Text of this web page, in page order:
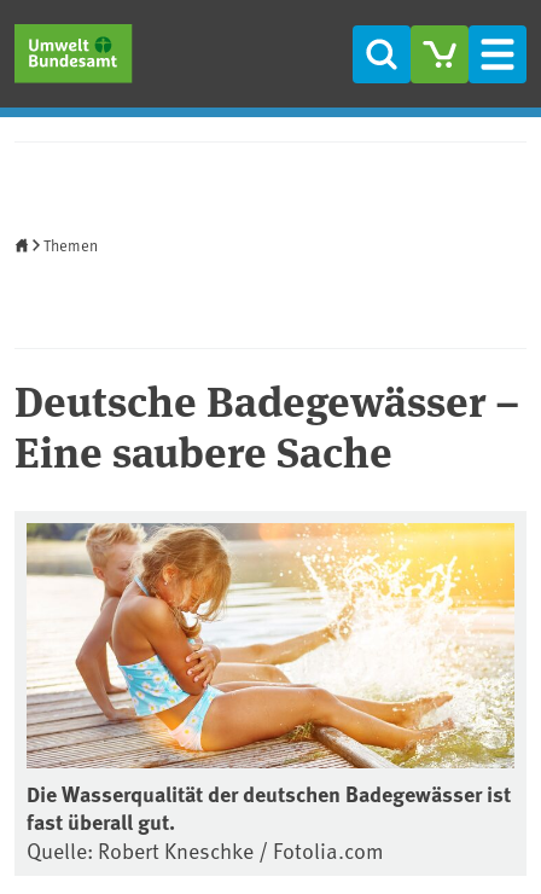
Suche
Themen
Deutsche Badegewässer –
Eine saubere Sache
Die Wasserqualität der deutschen Badegewässer ist
fast überall gut.
Quelle: Robert Kneschke / Fotolia.com